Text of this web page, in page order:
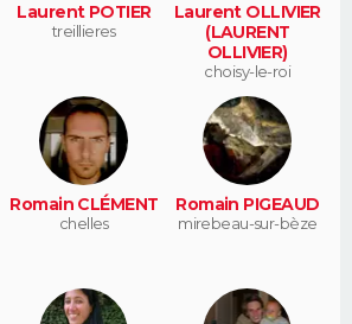
Laurent POTIER
treillieres
Laurent OLLIVIER
(LAURENT
OLLIVIER)
choisy-le-roi
Romain CLÉMENT
chelles
Romain PIGEAUD
mirebeau-sur-bèze